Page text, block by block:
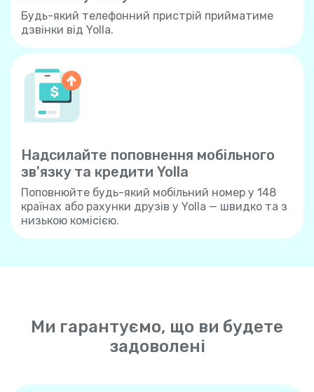
Будь-який телефонний пристрій прийматиме
дзвінки від Yolla.
Надсилайте поповнення мобільного
зв'язку та кредити Yolla
Поповнюйте будь-який мобільний номер у 148
країнах або рахунки друзів у Yolla — швидко та з
низькою комісією.
Ми гарантуємо, що ви будете
задоволені